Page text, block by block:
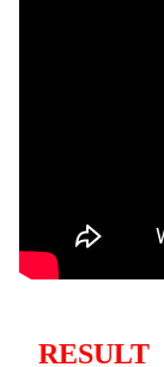
RESULT